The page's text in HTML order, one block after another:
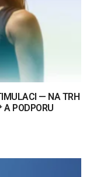
— NA TRH
A PODPORU